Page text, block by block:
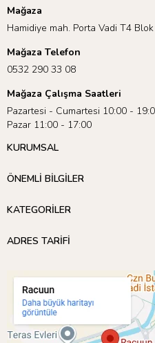
Mağaza
Hamidiye mah. Porta Vadi T4
Mağaza Telefon
0532 290 33 08
Mağaza Çalışma Saatleri
Pazartesi - Cumartesi 10:00 -
Pazar 11:00 - 17:00
KURUMSAL
ÖNEMLİ BİLGİLER
KATEGORİLER
ADRES TARİFİ